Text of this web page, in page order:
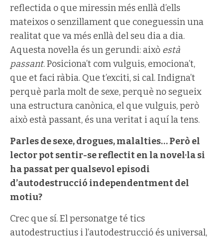
reflectida o que miressin més enllà d’ells
mateixos o senzillament que coneguessin una
realitat que va més enllà del seu dia a dia.
Aquesta novel·la és un gerundi: això està
passant. Posiciona’t com vulguis, emociona’t,
que et faci ràbia. Que t’exciti, si cal. Indigna’t
perquè parla molt de sexe, perquè no segueix
una estructura canònica, el que vulguis, però
això està passant, és una veritat i aquí la tens.
Parles de sexe, drogues, malalties… Però el
lector pot sentir-se reflectit en la novel·la si
ha passat per qualsevol episodi
d’autodestrucció independentment del
motiu?
Crec que sí. El personatge té tics
autodestructius i l’autodestrucció és universal,